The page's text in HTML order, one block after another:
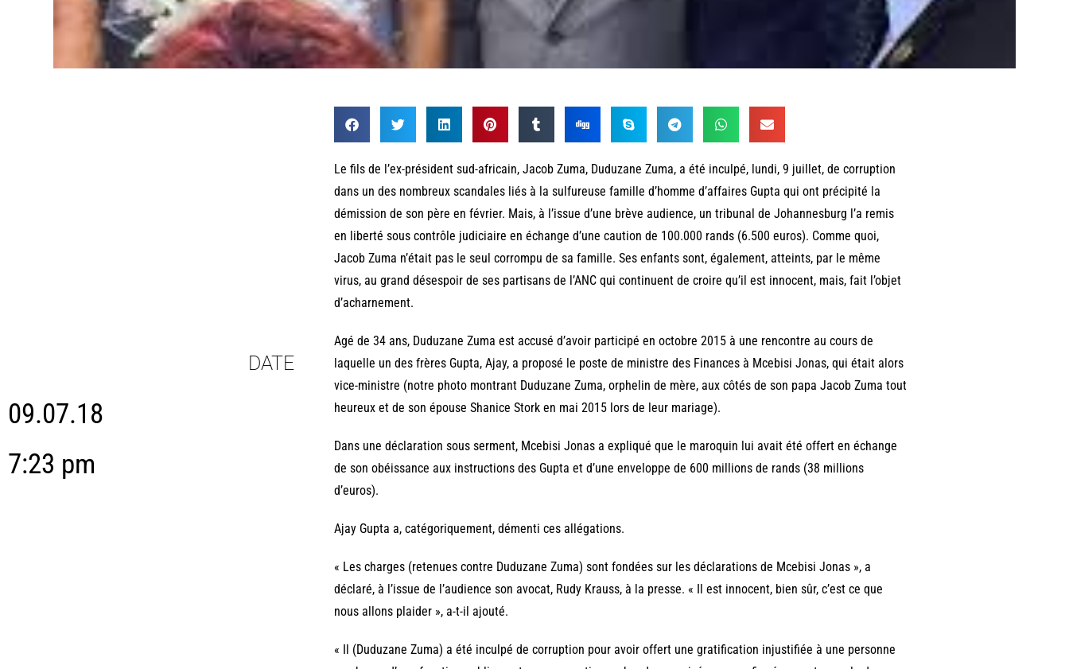
DATE
09.07.18
7:23 pm
Le fils de l’ex-président sud-africain, Jacob Zuma, Duduzane Zuma, a été inculpé, lundi, 9 juillet, de corruption
dans un des nombreux scandales liés à la sulfureuse famille d’homme d’affaires Gupta qui ont précipité la
démission de son père en février. Mais, à l’issue d’une brève audience, un tribunal de Johannesburg l’a remis
en liberté sous contrôle judiciaire en échange d’une caution de 100.000 rands (6.500 euros). Comme quoi,
Jacob Zuma n’était pas le seul corrompu de sa famille. Ses enfants sont, également, atteints, par le même
virus, au grand désespoir de ses partisans de l’ANC qui continuent de croire qu’il est innocent, mais, fait l’objet
d’acharnement.
Agé de 34 ans, Duduzane Zuma est accusé d’avoir participé en octobre 2015 à une rencontre au cours de
laquelle un des frères Gupta, Ajay, a proposé le poste de ministre des Finances à Mcebisi Jonas, qui était alors
vice-ministre (notre photo montrant Duduzane Zuma, orphelin de mère, aux côtés de son papa Jacob Zuma tout
heureux et de son épouse Shanice Stork en mai 2015 lors de leur mariage).
Dans une déclaration sous serment, Mcebisi Jonas a expliqué que le maroquin lui avait été offert en échange
de son obéissance aux instructions des Gupta et d’une enveloppe de 600 millions de rands (38 millions
d’euros).
Ajay Gupta a, catégoriquement, démenti ces allégations.
« Les charges (retenues contre Duduzane Zuma) sont fondées sur les déclarations de Mcebisi Jonas », a
déclaré, à l’issue de l’audience son avocat, Rudy Krauss, à la presse. « Il est innocent, bien sûr, c’est ce que
nous allons plaider », a-t-il ajouté.
« Il (Duduzane Zuma) a été inculpé de corruption pour avoir offert une gratification injustifiée à une personne